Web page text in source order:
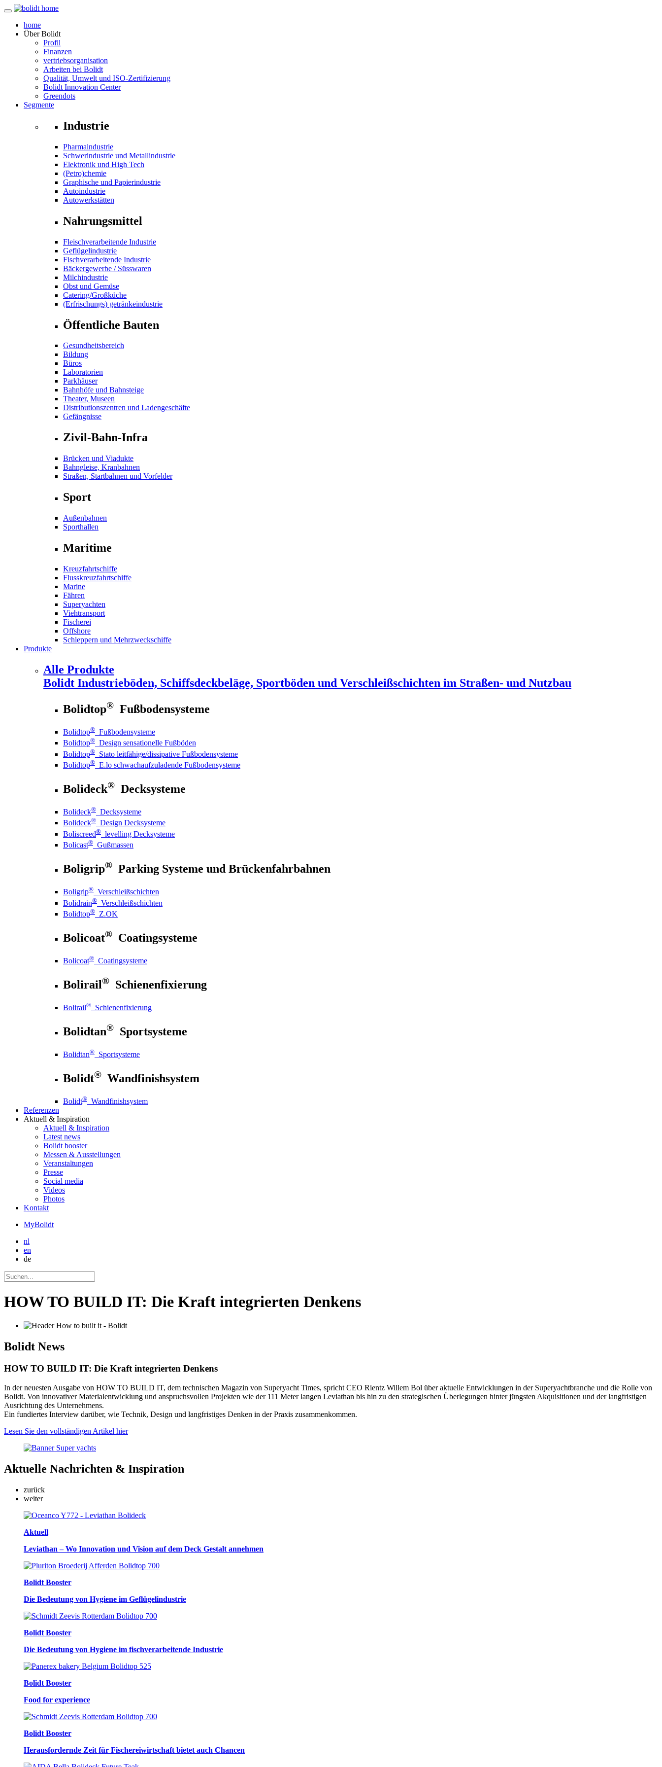
home
ÜberBolidt
Profil
Finanzen
vertriebsorganisation
Arbeiten bei Bolidt
Qualität, Umwelt und ISO-Zertifizierung
Bolidt Innovation Center
Greendots
Segmente
Industrie
Pharmaindustrie
Schwerindustrie und Metallindustrie
Elektronik und High Tech
(Petro)chemie
Graphische und Papierindustrie
Autoindustrie
Autowerkstätten
Nahrungsmittel
Fleischverarbeitende Industrie
Geflügelindustrie
Fischverarbeitende Industrie
Bäckergewerbe / Süsswaren
Milchindustrie
Obst und Gemüse
Catering/Großküche
(Erfrischungs) getränkeindustrie
Öffentliche Bauten
Gesundheitsbereich
Bildung
Büros
Laboratorien
Parkhäuser
Bahnhöfe und Bahnsteige
Theater, Museen
Distributionszentren und Ladengeschäfte
Gefängnisse
Zivil-Bahn-Infra
Brücken und Viadukte
Bahngleise, Kranbahnen
Straßen, Startbahnen und Vorfelder
Sport
Außenbahnen
Sporthallen
Maritime
Kreuzfahrtschiffe
Flusskreuzfahrtschiffe
Marine
Fähren
Superyachten
Viehtransport
Fischerei
Offshore
Schleppern und Mehrzweckschiffe
Produkte
Alle Produkte
Bolidt Industrieböden, Schiffsdeckbeläge, Sportböden und Verschleißschichten im Straßen- und Nutzbau
Bolidtop® Fußbodensysteme
Bolidtop® Fußbodensysteme
Bolidtop® Design sensationelle Fußböden
Bolidtop® Stato leitfähige/dissipative Fußbodensysteme
Bolidtop® E.lo schwachaufzuladende Fußbodensysteme
Bolideck® Decksysteme
Bolideck® Decksysteme
Bolideck® Design Decksysteme
Boliscreed® levelling Decksysteme
Bolicast® Gußmassen
Boligrip® Parking Systeme und Brückenfahrbahnen
Boligrip® Verschleißschichten
Bolidrain® Verschleißschichten
Bolidtop® Z.OK
Bolicoat® Coatingsysteme
Bolicoat® Coatingsysteme
Bolirail® Schienenfixierung
Bolirail® Schienenfixierung
Bolidtan® Sportsysteme
Bolidtan® Sportsysteme
Bolidt® Wandfinishsystem
Bolidt® Wandfinishsystem
Referenzen
Aktuell & Inspiration
Aktuell & Inspiration
Latest news
Bolidt booster
Messen & Ausstellungen
Veranstaltungen
Presse
Social media
Videos
Photos
Kontakt
MyBolidt
nl
en
de
HOW TO BUILD IT: Die Kraft integrierten Denkens
Bolidt News
HOW TO BUILD IT: Die Kraft integrierten Denkens
In der neuesten Ausgabe von HOW TO BUILD IT, dem technischen Magazin von Superyacht Times, spricht CEO Rientz Willem Bol über aktuelle Entwicklungen in der Superyachtbranche und die Rolle von
Bolidt. Von innovativer Materialentwicklung und anspruchsvollen Projekten wie der 111 Meter langen Leviathan bis hin zu den strategischen Überlegungen hinter jüngsten Akquisitionen und der langfristigen
Ausrichtung des Unternehmens.
Ein fundiertes Interview darüber, wie Technik, Design und langfristiges Denken in der Praxis zusammenkommen.
Lesen Sie den vollständigen Artikel hier
Aktuelle Nachrichten & Inspiration
zurück
weiter
Aktuell
Leviathan – Wo Innovation und Vision auf dem Deck Gestalt annehmen
Bolidt Booster
Die Bedeutung von Hygiene im Geflügelindustrie
Bolidt Booster
Die Bedeutung von Hygiene im fischverarbeitende Industrie
Bolidt Booster
Food for experience
Bolidt Booster
Herausfordernde Zeit für Fischereiwirtschaft bietet auch Chancen